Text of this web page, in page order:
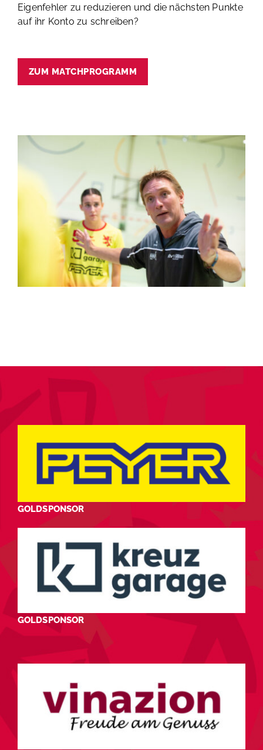
Eigenfehler zu reduzieren und die nächsten Punkte
auf ihr Konto zu schreiben?
ZUM MATCHPROGRAMM
GOLDSPONSOR
GOLDSPONSOR